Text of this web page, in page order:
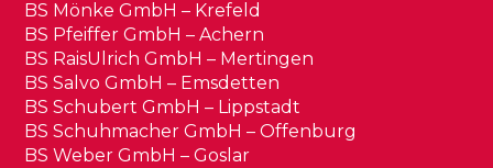
BS Mönke GmbH – Krefeld
BS Pfeiffer GmbH – Achern
BS RaisUlrich GmbH – Mertingen
BS Salvo GmbH – Emsdetten
BS Schubert GmbH – Lippstadt
BS Schuhmacher GmbH – Offenburg
BS Weber GmbH – Goslar